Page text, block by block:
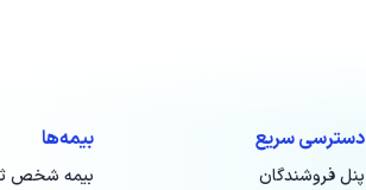
دسترسی سریع
پنل فروشندگان
بیمه‌ها
بیمه شخص